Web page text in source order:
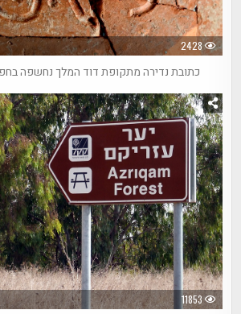
2428
כתובת נדירה מתקופת דוד המלך נחשפה
11853